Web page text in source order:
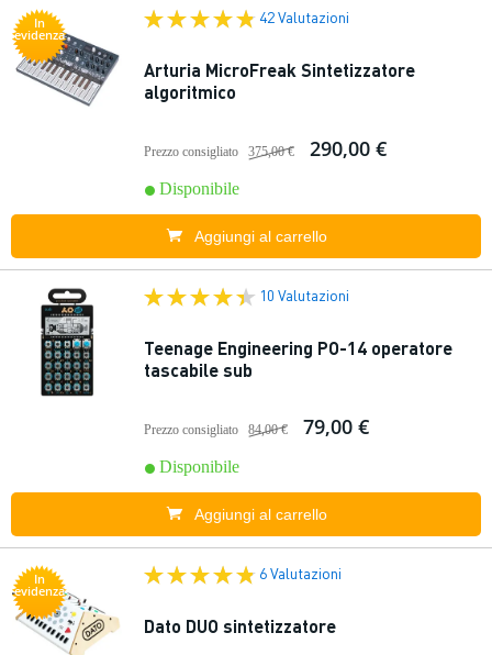
In
evidenza
42 Valutazioni
Arturia MicroFreak Sintetizzatore
algoritmico
Prezzo consigliato 375,00 € 290,00 €
Disponibile
Aggiungi al carrello
10 Valutazioni
Teenage Engineering PO-14 operatore
tascabile sub
Prezzo consigliato 84,00 € 79,00 €
Disponibile
Aggiungi al carrello
In
evidenza
6 Valutazioni
Dato DUO sintetizzatore